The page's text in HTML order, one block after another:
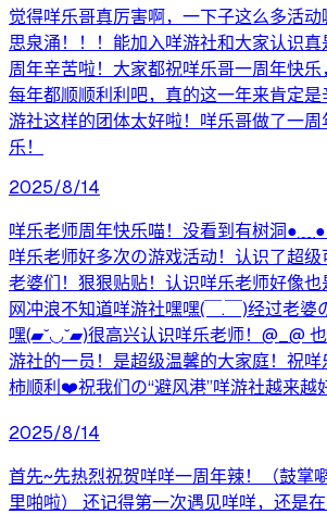
觉得咩乐哥真厉害啊，一下子这么多活
思泉涌！！！能加入咩游社和大家认识
周年辛苦啦！大家都祝咩乐哥一周年快
每年都顺顺利利吧，真的这一年来肯定
游社这样的团体太好啦！咩乐哥做了一
乐！
2025/8/14
咩乐老师周年快乐喵！没看到有树洞
咩乐老师好多次の游戏活动！认识了超
老婆们！狠狠贴贴！认识咩乐老师好像
网冲浪不知道咩游社嘿嘿(￣.￣)经过老婆
嘿(▰˘◡˘▰)很高兴认识咩乐老师！@_@
游社的一员！是超级温馨的大家庭！祝
柿顺利❤️祝我们の“避风港”咩游社越来越
2025/8/14
首先~先热烈祝贺咩咩一周年辣！（鼓掌
里啪啦） 还记得第一次遇见咩咩，还是